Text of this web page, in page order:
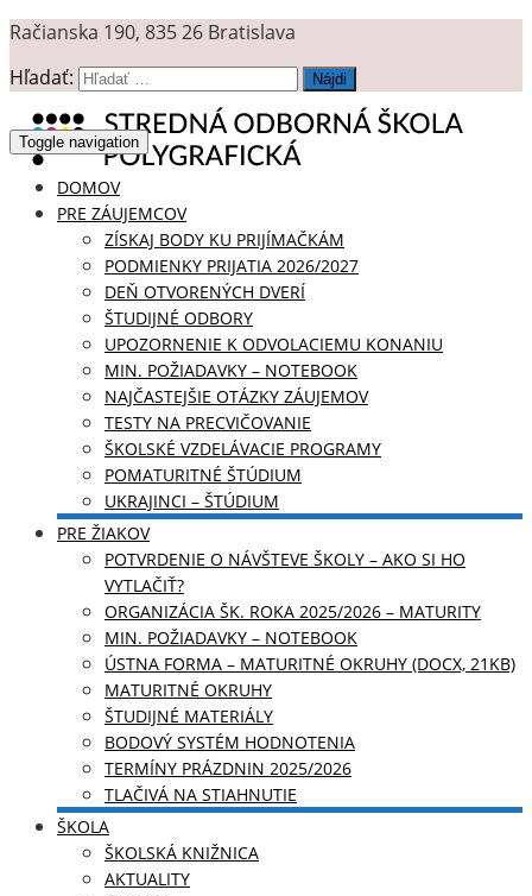
Račianska 190, 835 26 Bratislava
Hľadať:
Toggle navigation
DOMOV
PRE ZÁUJEMCOV
ZÍSKAJ BODY KU PRIJÍMAČKÁM
PODMIENKY PRIJATIA 2026/2027
DEŇ OTVORENÝCH DVERÍ
ŠTUDIJNÉ ODBORY
UPOZORNENIE K ODVOLACIEMU KONANIU
MIN. POŽIADAVKY – NOTEBOOK
NAJČASTEJŠIE OTÁZKY ZÁUJEMOV
TESTY NA PRECVIČOVANIE
ŠKOLSKÉ VZDELÁVACIE PROGRAMY
POMATURITNÉ ŠTÚDIUM
UKRAJINCI – ŠTÚDIUM
PRE ŽIAKOV
POTVRDENIE O NÁVŠTEVE ŠKOLY – AKO SI HO
VYTLAČIŤ?
ORGANIZÁCIA ŠK. ROKA 2025/2026 – MATURITY
MIN. POŽIADAVKY – NOTEBOOK
ÚSTNA FORMA – MATURITNÉ OKRUHY (DOCX, 21KB)
MATURITNÉ OKRUHY
ŠTUDIJNÉ MATERIÁLY
BODOVÝ SYSTÉM HODNOTENIA
TERMÍNY PRÁZDNIN 2025/2026
TLAČIVÁ NA STIAHNUTIE
ŠKOLA
ŠKOLSKÁ KNIŽNICA
AKTUALITY